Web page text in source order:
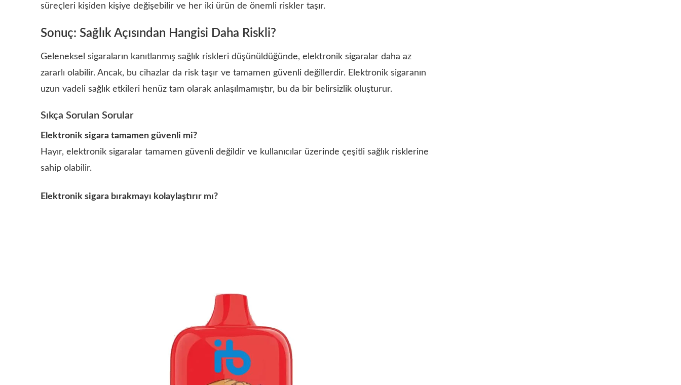
süreçleri kişiden kişiye değişebilir ve her iki ürün de önemli riskler taşır.
Sonuç: Sağlık Açısından Hangisi Daha Riskli?
Geleneksel sigaraların kanıtlanmış sağlık riskleri düşünüldüğünde, elektronik sigaralar daha az
zararlı olabilir. Ancak, bu cihazlar da risk taşır ve tamamen güvenli değillerdir. Elektronik sigaranın
uzun vadeli sağlık etkileri henüz tam olarak anlaşılmamıştır, bu da bir belirsizlik oluşturur.
Sıkça Sorulan Sorular
Elektronik sigara tamamen güvenli mi?
Hayır, elektronik sigaralar tamamen güvenli değildir ve kullanıcılar üzerinde çeşitli sağlık risklerine
sahip olabilir.
Elektronik sigara bırakmayı kolaylaştırır mı?